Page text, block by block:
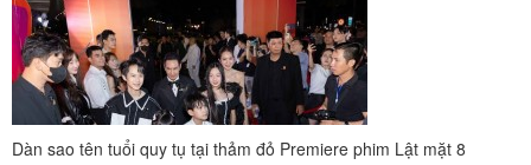
Dàn sao tên tuổi quy tụ tại thảm đỏ Premiere phim Lật mặt 8